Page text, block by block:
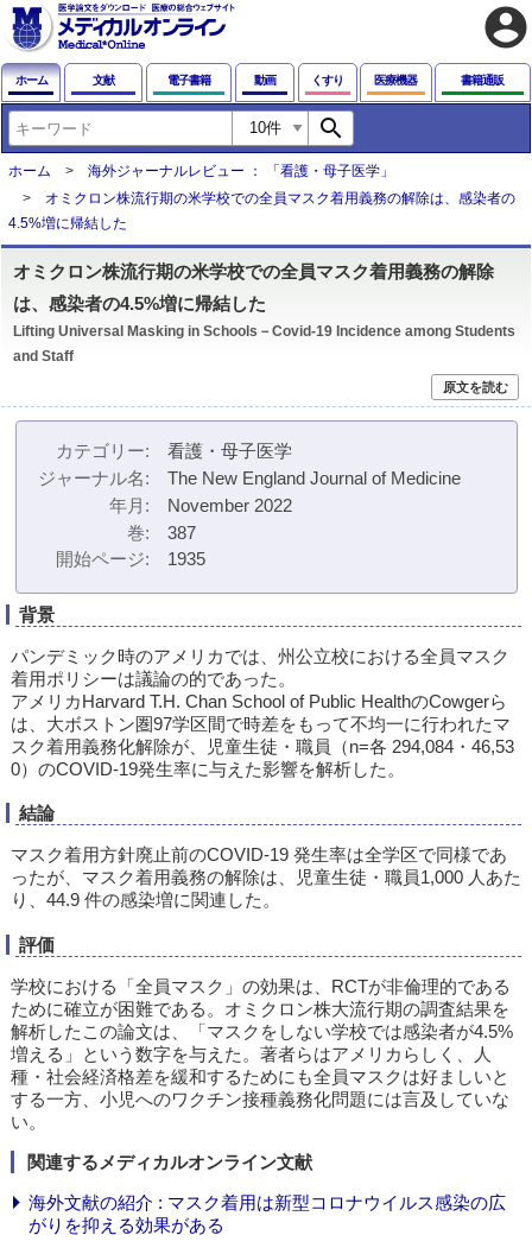
account_circle
ホーム 文献 電子書籍 動画 くすり 医療機器 書籍通販
search
ホーム
海外ジャーナルレビュー ： 「看護・母子医学」
オミクロン株流行期の米学校での全員マスク着用義務の解除は、感染者の
4.5%増に帰結した
オミクロン株流行期の米学校での全員マスク着用義務の解除
は、感染者の4.5%増に帰結した
Lifting Universal Masking in Schools－Covid-19 Incidence among Students
and Staff
原文を読む
カテゴリー
看護・母子医学
ジャーナル名
The New England Journal of Medicine
年月
November 2022
巻
387
開始ページ
1935
背景
パンデミック時のアメリカでは、州公立校における全員マスク
着用ポリシーは議論の的であった。
アメリカHarvard T.H. Chan School of Public HealthのCowgerら
は、大ボストン圏97学区間で時差をもって不均一に行われたマ
スク着用義務化解除が、児童生徒・職員（n=各 294,084・46,53
0）のCOVID-19発生率に与えた影響を解析した。
結論
マスク着用方針廃止前のCOVID-19 発生率は全学区で同様であ
ったが、マスク着用義務の解除は、児童生徒・職員1,000 人あた
り、44.9 件の感染増に関連した。
評価
学校における「全員マスク」の効果は、RCTが非倫理的である
ために確立が困難である。オミクロン株大流行期の調査結果を
解析したこの論文は、「マスクをしない学校では感染者が4.5%
増える」という数字を与えた。著者らはアメリカらしく、人
種・社会経済格差を緩和するためにも全員マスクは好ましいと
する一方、小児へのワクチン接種義務化問題には言及していな
い。
関連するメディカルオンライン文献
海外文献の紹介 : マスク着用は新型コロナウイルス感染の広
がりを抑える効果がある